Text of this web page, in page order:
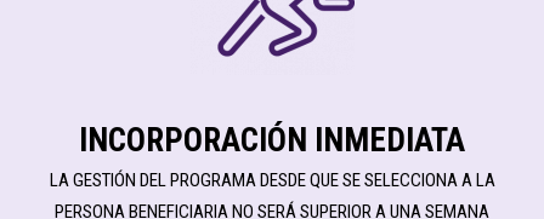
INCORPORACIÓN INMEDIATA
LA GESTIÓN DEL PROGRAMA DESDE QUE SE SELECCIONA A LA
PERSONA BENEFICIARIA NO SERÁ SUPERIOR A UNA SEMANA